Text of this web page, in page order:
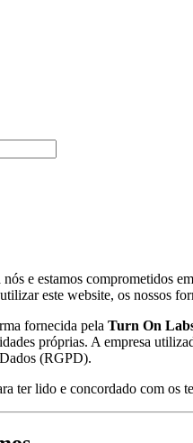
e estamos comprometidos
este website, os nossos
fornecida pela Turn On
próprias. A empresa
(RGPD).
ter lido e concordado com os